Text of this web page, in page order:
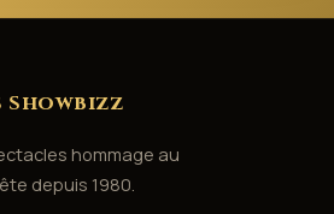
hommage au
depuis 1980.